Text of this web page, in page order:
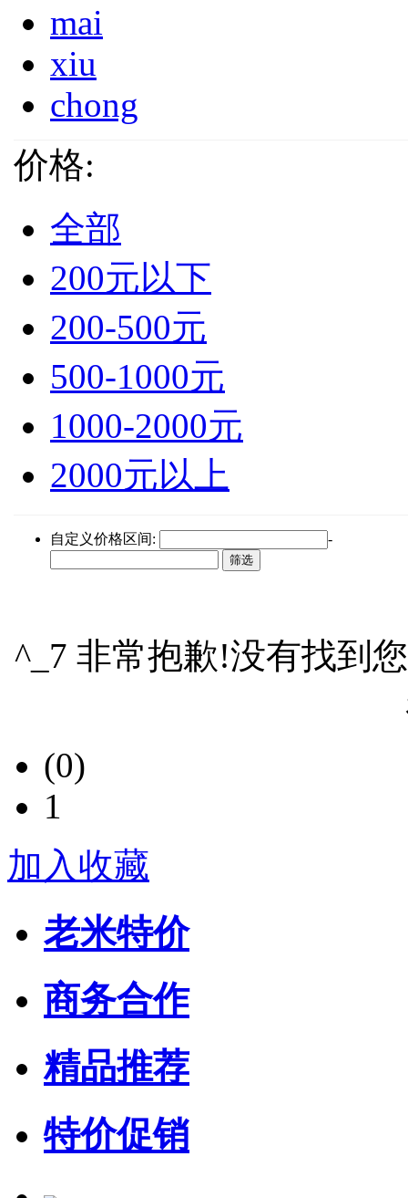
mai
xiu
chong
价格:
全部
200元以下
200-500元
500-1000元
1000-2000元
2000元以上
自定义价格区间: -
^_7 非常抱歉!没有找到
(0)
1
加入收藏
老米特价
商务合作
精品推荐
特价促销